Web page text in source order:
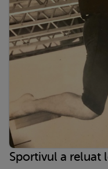
Sportivul a reluat